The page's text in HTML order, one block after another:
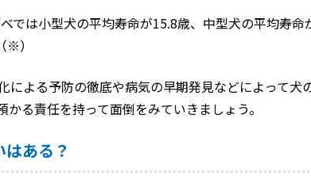
では小型犬の平均寿命が15.8歳、中型犬の平均寿
※）
による予防の徹底や病気の早期発見などによって犬
る責任を持って面倒をみていきましょう。
ある？